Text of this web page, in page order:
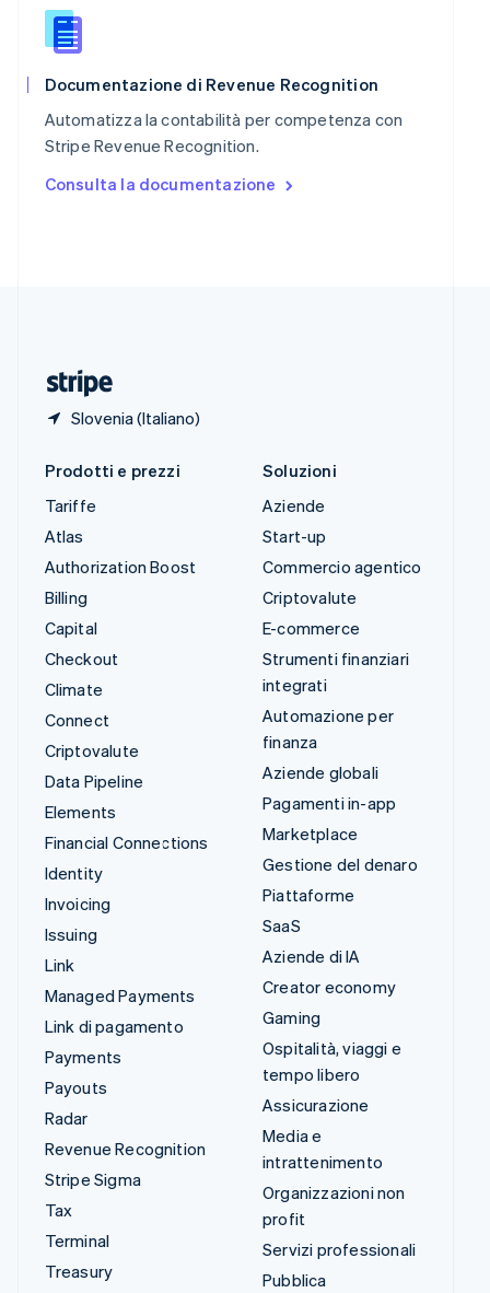
Documentazione di Revenue Recognition
Automatizza la contabilità per competenza con
Stripe Revenue Recognition.
Consulta la documentazione
Slovenia (Italiano)
English
Slovacchia
English
Slovenia
Spagna
EspañolEnglish
English Español简体中文
Prodotti e prezzi
Tariffe
Atlas
Authorization Boost
Billing
Capital
Checkout
Climate
Connect
Criptovalute
Data Pipeline
Elements
Financial Connections
Identity
Invoicing
Issuing
Link
Managed Payments
Link di pagamento
Payments
Payouts
Radar
Revenue Recognition
Stripe Sigma
Tax
Terminal
Treasury
Soluzioni
Aziende
Start-up
Commercio agentico
Criptovalute
E-commerce
Strumenti finanziari
integrati
Automazione per
finanza
Aziende globali
Pagamenti in-app
Marketplace
Gestione del denaro
Piattaforme
SaaS
Aziende di IA
Creator economy
Gaming
Ospitalità, viaggi e
tempo libero
Assicurazione
Media e
intrattenimento
Organizzazioni non
profit
Servizi professionali
Pubblica